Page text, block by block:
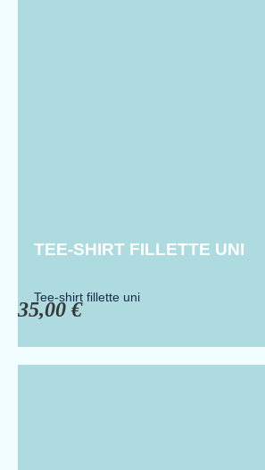
TEE-SHIRT FILLETTE UNI
Tee-shirt fillette uni
35,00 €